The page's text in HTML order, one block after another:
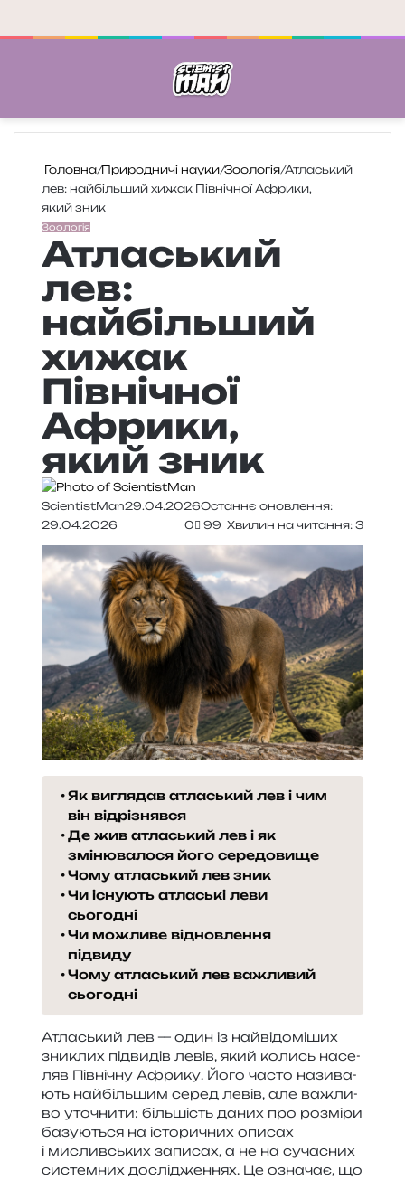
Головна/Природничі науки/Зоологія/Атласький
лев: найбільший хижак Північної Африки,
який зник
Зоологія
Атласький
лев:
найбільший
хижак
Північної
Африки,
який зник
ScientistMan29.04.2026Останнє оновлення:
29.04.2026
0 99 Хвилин на читання: 3
Як виглядав атласький лев і чим
він відрізнявся
Де жив атласький лев і як
змінювалося його середовище
Чому атласький лев зник
Чи існують атлаські леви
сьогодні
Чи можливе відновлення
підвиду
Чому атласький лев важливий
сьогодні
Атласький лев — один із най­ві­до­мі­ших
зни­клих під­ви­дів левів, який колись насе­
ляв Північну Африку. Його часто нази­ва­
ють най­біль­шим серед левів, але важли­
во уто­чни­ти: біль­шість даних про роз­мі­ри
базу­ю­ться на істо­ри­чних опи­сах
і мислив­ських запи­сах, а не на суча­сних
систем­них дослі­дже­н­нях. Це озна­чає, що